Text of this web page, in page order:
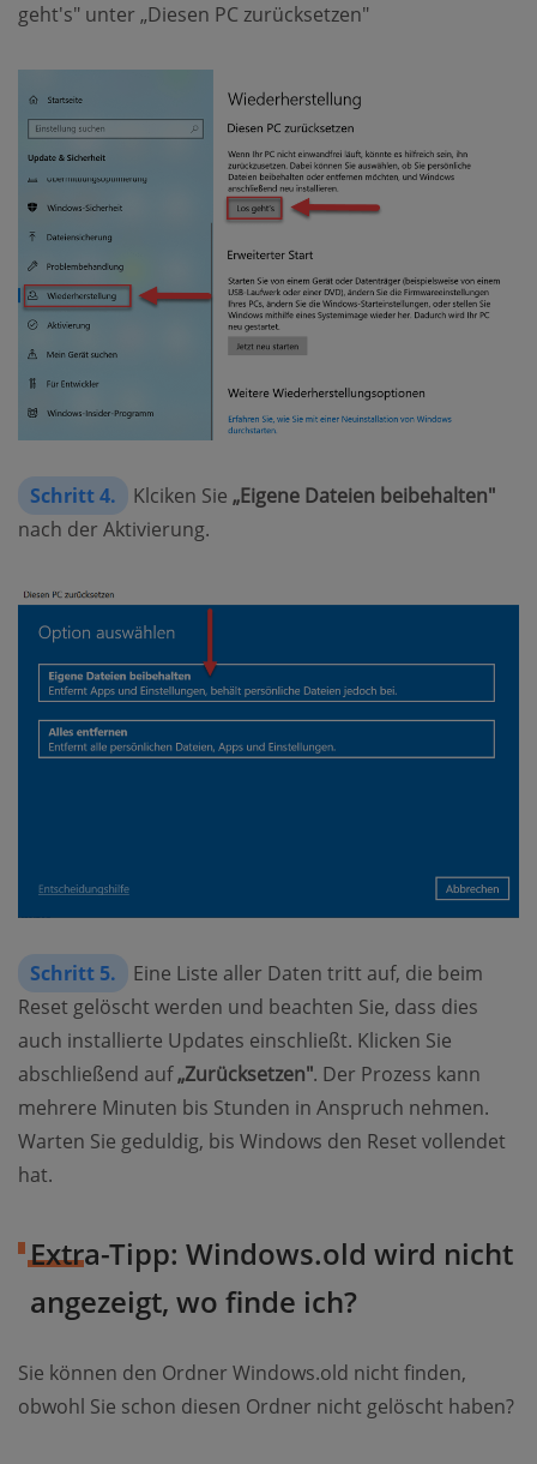
geht's" unter „Diesen PC zurücksetzen"
Schritt 4. Klciken Sie „Eigene Dateien beibehalten"
nach der Aktivierung.
Schritt 5.
Eine Liste aller Daten tritt auf, die beim
Reset gelöscht werden und beachten Sie, dass dies
auch installierte Updates einschließt. Klicken Sie
abschließend auf„Zurücksetzen". Der Prozess kann
mehrere Minuten bis Stunden in Anspruch nehmen.
Warten Sie geduldig, bis Windows den Reset vollendet
hat.
Extra-Tipp: Windows.old wird nicht
angezeigt, wo finde ich?
Sie können den Ordner Windows.old nicht finden,
obwohl Sie schon diesen Ordner nicht gelöscht haben?